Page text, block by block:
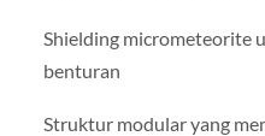
Shielding micrometeorite
benturan
Struktur modular yang